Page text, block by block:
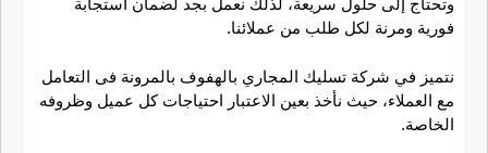
وتحتاج إلى حلول سريعة، لذلك نعمل بجد لضمان استجابة
فورية ومرنة لكل طلب من عملائنا.
نتميز في شركة تسليك المجاري بالهفوف بالمرونة فى التعامل
مع العملاء، حيث نأخذ بعين الاعتبار احتياجات كل عميل وظروفه
الخاصة.